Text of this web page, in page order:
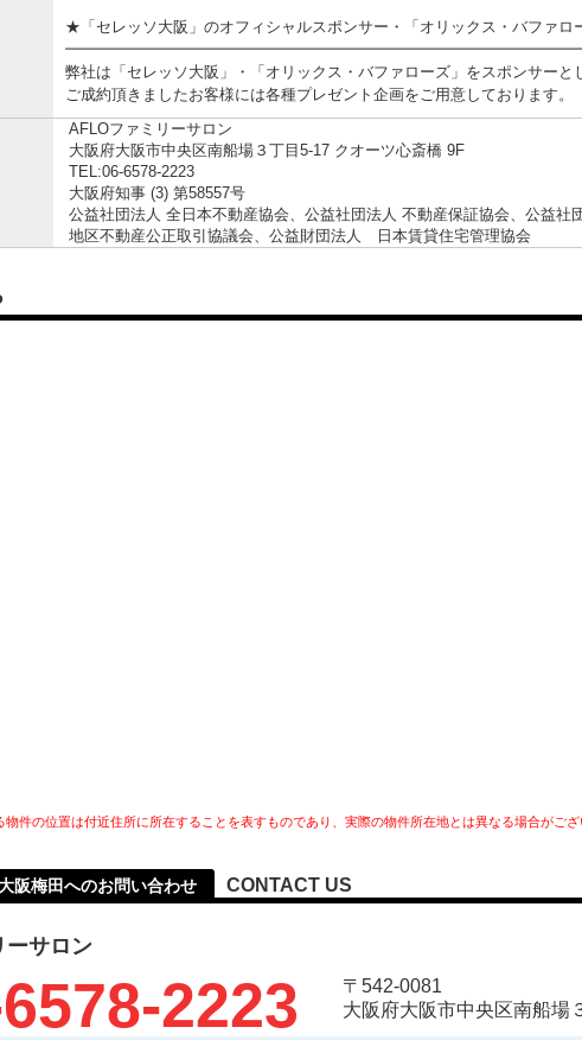
★「セレッソ大阪」のオフィシャルスポンサー・「オリックス・バファロ
弊社は「セレッソ大阪」・「オリックス・バファローズ」をスポンサーと
ご成約頂きましたお客様には各種プレゼント企画をご用意しております。
AFLOファミリーサロン
大阪府大阪市中央区南船場３丁目5-17 クオーツ心斎橋 9F
TEL:06-6578-2223
大阪府知事 (3) 第58557号
公益社団法人 全日本不動産協会、公益社団法人 不動産保証協会、公益
地区不動産公正取引協議会、公益財団法人 日本賃貸住宅管理協会
件の位置は付近住所に所在することを表すものであり、実際の物件所在地とは異なる場合がござ
阪梅田へのお問い合わせ CONTACT US
ーサロン
2223
〒542-0081
大阪府大阪市中央区南船場